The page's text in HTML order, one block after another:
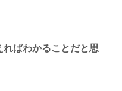
ばわかることだと思